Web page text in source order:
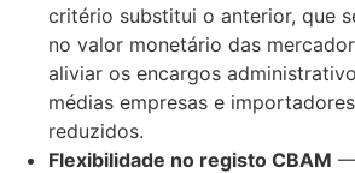
critério substitui o anterior, que
no valor monetário das
aliviar os encargos
médias empresas e
reduzidos.
Flexibilidade no registo CBAM —